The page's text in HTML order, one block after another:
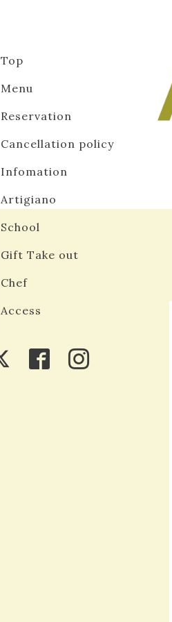
Top
Menu
Reservation
Cancellation policy
Infomation
Artigiano
School
Gift Take out
Chef
Access